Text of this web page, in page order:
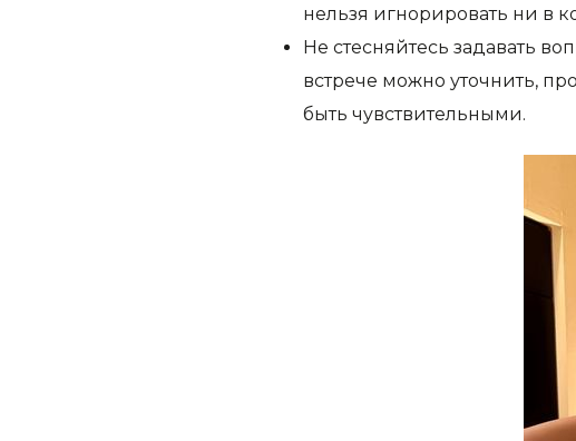
нельзя игнорировать ни в
Не стесняйтесь задавать
встрече можно уточнить,
быть чувствительными.